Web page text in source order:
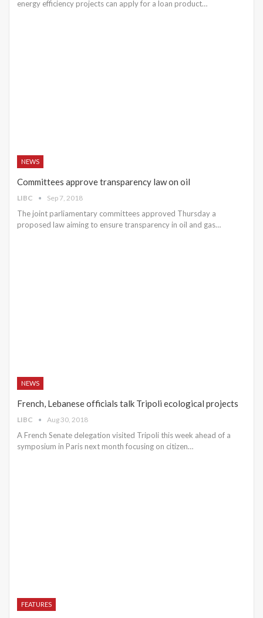
energy efficiency projects can apply for a loan product…
NEWS
Committees approve transparency law on oil
LIBC Sep 7, 2018
The joint parliamentary committees approved Thursday a
proposed law aiming to ensure transparency in oil and gas…
NEWS
French, Lebanese officials talk Tripoli ecological projects
LIBC Aug 30, 2018
A French Senate delegation visited Tripoli this week ahead of a
symposium in Paris next month focusing on citizen…
FEATURES